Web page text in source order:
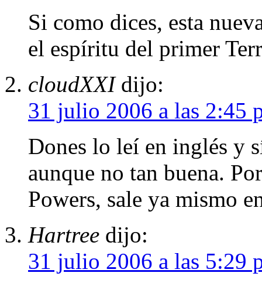
Si como dices, esta
el espíritu del primer
cloudXXI dijo:
31 julio 2006 a las 2:45
Dones lo leí en inglés y
aunque no tan buena.
Powers, sale ya mismo
Hartree dijo:
31 julio 2006 a las 5:29